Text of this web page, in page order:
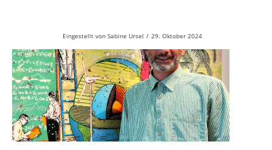
Eingestellt von Sabine Ursel / 29. Oktober 2024